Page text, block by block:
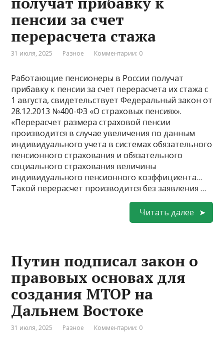
пенсии за счет
перерасчета стажа
31 июля, 2025 Разное Комментарии: 0
Работающие пенсионеры в России получат
прибавку к пенсии за счет перерасчета их стажа с
1 августа, свидетельствует Федеральный закон от
28.12.2013 №400-ФЗ «О страховых пенсиях».
«Перерасчет размера страховой пенсии
производится в случае увеличения по данным
индивидуального учета в системах обязательного
пенсионного страхования и обязательного
социального страхования величины
индивидуального пенсионного коэффициента…
Такой перерасчет производится без заявления …
Читать далее
Путин подписал закон о
правовых основах для
создания МТОР на
Дальнем Востоке
31 июля, 2025 Разное Комментарии: 0